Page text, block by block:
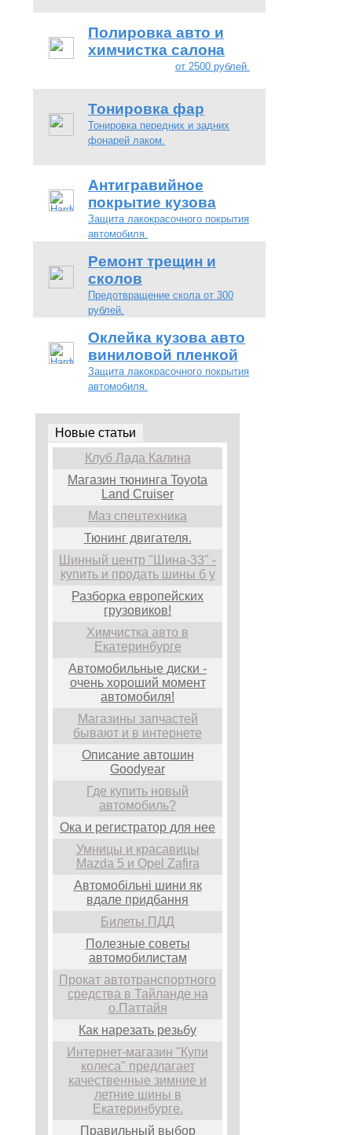
Полировка авто и
химчистка салона
от 2500 рублей.
Тонировка фар
Тонировка передних и задних
фонарей лаком.
Антигравийное
покрытие кузова
Защита лакокрасочного покрытия
автомобиля.
Ремонт трещин и
сколов
Предотвращение скола от 300
рублей.
Оклейка кузова авто
виниловой пленкой
Защита лакокрасочного покрытия
автомобиля.
Новые статьи
Клуб Лада Калина
Магазин тюнинга Toyota
Land Cruiser
Маз спецтехника
Тюнинг двигателя.
Шинный центр "Шина-33" -
купить и продать шины б у
Разборка европейских
грузовиков!
Химчистка авто в
Екатеринбурге
Автомобильные диски -
очень хороший момент
автомобиля!
Магазины запчастей
бывают и в интернете
Описание автошин
Goodyear
Где купить новый
автомобиль?
Ока и регистратор для нее
Умницы и красавицы
Mazda 5 и Opel Zafira
Автомобільні шини як
вдале придбання
Билеты ПДД
Полезные советы
автомобилистам
Прокат автотранспортного
средства в Тайланде на
о.Паттайя
Как нарезать резьбу
Интернет-магазин "Купи
колеса" предлагает
качественные зимние и
летние шины в
Екатеринбурге.
Правильный выбор